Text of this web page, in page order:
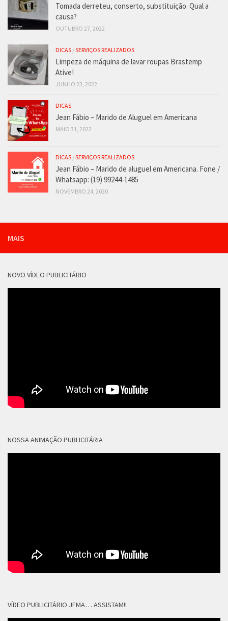
Tomada derreteu, conserto, substituição. Qual a
causa?
OUTUBRO 27, 2022
DICAS /SERVIÇOS REALIZADOS
Limpeza de máquina de lavar roupas Brastemp
Ative!
JUNHO 23, 2022
DICAS
Jean Fábio – Marido de Aluguel em Americana
MAIO 31, 2022
DICAS /SERVIÇOS REALIZADOS
Jean Fábio – Marido de aluguel em Americana. Fone /
Whatsapp: (19) 99244-1485
NOVEMBRO 24, 2020
MAIS
NOVO VÍDEO PUBLICITÁRIO
NOSSA ANIMAÇÃO PUBLICITÁRIA
VÍDEO PUBLICITÁRIO JFMA… ASSISTAM!!